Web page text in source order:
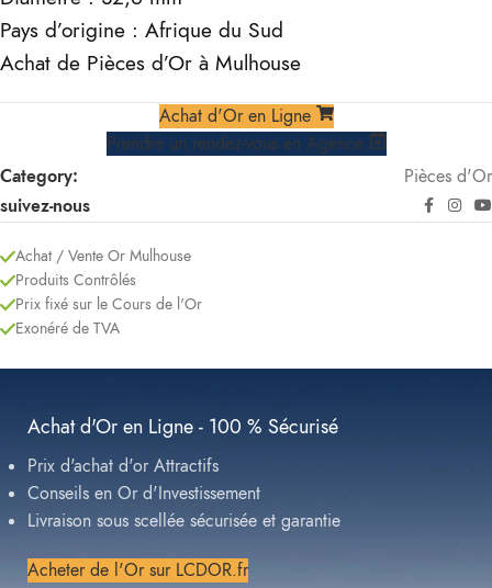
Pays d’origine : Afrique du Sud
Achat de Pièces d’Or à Mulhouse
Achat d'Or en Ligne
Prendre un rendez-vous en Agence
Category:
Pièces d'Or
suivez-nous
Achat / Vente Or Mulhouse
Produits Contrôlés
Prix fixé sur le Cours de l'Or
Exonéré de TVA
Achat d'Or en Ligne - 100 % Sécurisé
Prix d'achat d'or Attractifs
Conseils en Or d'Investissement
Livraison sous scellée sécurisée et garantie
Acheter de l'Or sur LCDOR.fr